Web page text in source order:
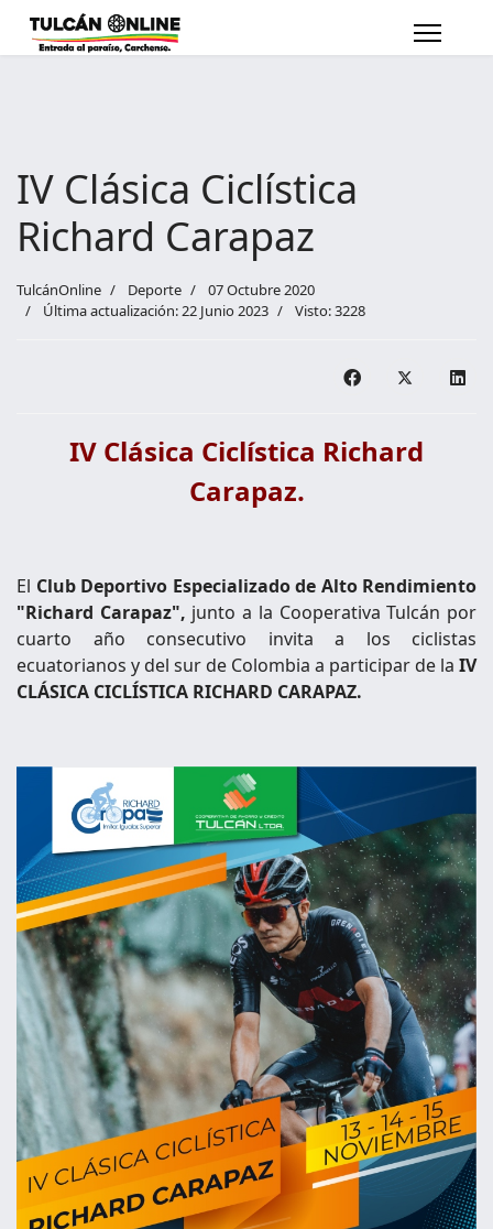
IV Clásica Ciclística
Richard Carapaz
TulcánOnline Deporte
07 Octubre 2020
Última actualización: 22 Junio 2023
Visto: 3228
IV Clásica Ciclística Richard
Carapaz.
El Club Deportivo Especializado de Alto Rendimiento
"Richard Carapaz", junto a la Cooperativa Tulcán por
cuarto año consecutivo invita a los ciclistas
ecuatorianos y del sur de Colombia a participar de la IV
CLÁSICA CICLÍSTICA RICHARD CARAPAZ.